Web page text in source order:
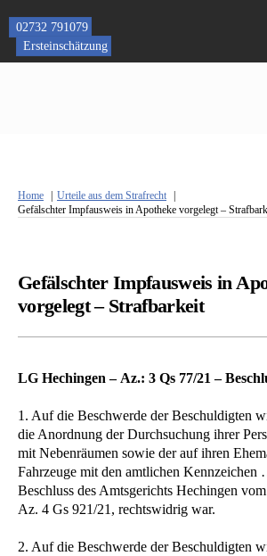
content
02732 791079
Ersteinschätzung
Home
Urteile aus dem Strafrecht
Gefälschter Impfausweis in Apotheke vorgelegt –
Gefälschter Impfausweis in
vorgelegt – Strafbarkeit
LG Hechingen – Az.: 3 Qs 77/21 –
1. Auf die Beschwerde der Beschuldigten
die Anordnung der Durchsuchung ihrer
mit Nebenräumen sowie der auf ihren
Fahrzeuge mit den amtlichen
Beschluss des Amtsgerichts Hechingen
Az. 4 Gs 921/21, rechtswidrig war.
2. Auf die Beschwerde der Beschuldigten